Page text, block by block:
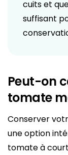
cuits et
suffisant
Peut-on
tomate
Conserver
une option
tomate à